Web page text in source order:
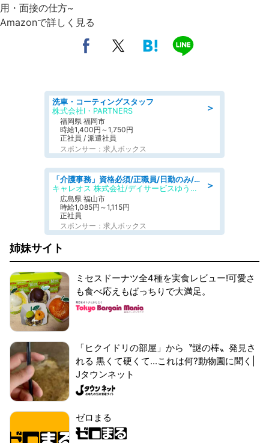
用・面接の仕方~
Amazonで詳しく見る
＞
洗車・コーティングスタッフ
株式会社I・PARTNERS
福岡県 福岡市
時給1,400円～1,750円
正社員 / 派遣社員
スポンサー：求人ボックス
＞
「介護事務」資格必須/正職員/日勤のみ/デイサービス
キャレオス 株式会社/デイサービスゆうゆう南本庄
広島県 福山市
時給1,085円～1,115円
正社員
スポンサー：求人ボックス
姉妹サイト
ミセスドーナツ全4種を実食レビュー!可愛さ
も食べ応えもばっちりで大満足。
「ヒクイドリの部屋」から〝謎の棒〟発見さ
れる 黒くて硬くて...これは何?動物園に聞く|
Jタウンネット
ゼロまる